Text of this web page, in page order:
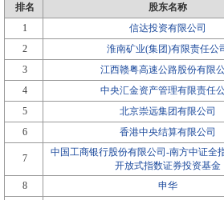
排名
股东名称
1
信达投资有限公司
2
淮南矿业(集团)有限责任公
3
江西赣粤高速公路股份有限
4
中央汇金资产管理有限责任
5
北京崇远集团有限公司
6
香港中央结算有限公司
7
中国工商银行股份有限公司-南方中证全
开放式指数证券投资基金
8
申华